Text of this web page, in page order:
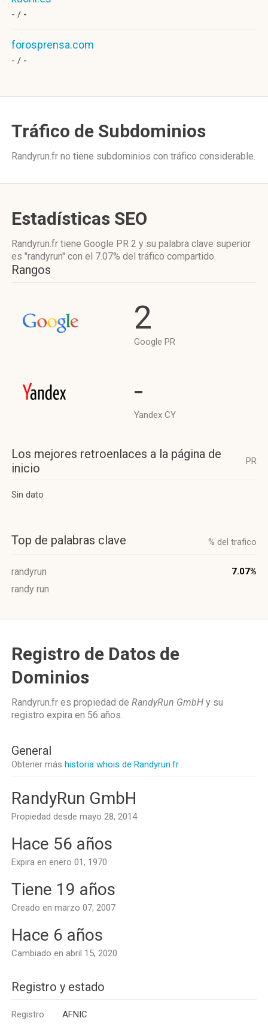
- / -
forosprensa.com
- / -
Tráfico de Subdominios
Randyrun.fr no tiene subdominios con tráfico considerable.
Estadísticas SEO
Randyrun.fr tiene Google PR 2 y su palabra clave superior
es "randyrun" con el 7.07% del tráfico compartido.
Rangos
2
Google PR
-
Yandex CY
Los mejores retroenlaces a la página de
inicio
PR
Sin dato
Top de palabras clave % del trafico
randyrun 7.07%
randy run
Registro de Datos de
Dominios
Randyrun.fr es propiedad de RandyRun GmbH y su
registro expira en 56 años.
General
Obtener más historia whois de Randyrun.fr
RandyRun GmbH
Propiedad desde mayo 28, 2014
Hace 56 años
Expira en enero 01, 1970
Tiene 19 años
Creado en marzo 07, 2007
Hace 6 años
Cambiado en abril 15, 2020
Registro y estado
Registro AFNIC